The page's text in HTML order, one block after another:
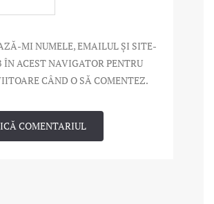
MI NUMELE, EMAILUL ȘI SITE-
ÎN ACEST NAVIGATOR PENTRU
CÂND O SĂ COMENTEZ.